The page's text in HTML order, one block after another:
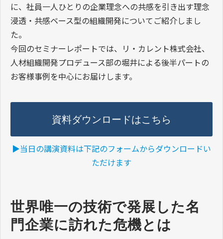
に、社員一人ひとりの企業理念への共感を引き出す理念
浸透・共感ベース型の組織開発についてご紹介しまし
た。
今回のセミナーレポートでは、リ・カレント株式会社、
人材組織開発プロデュース部の堀井による後半パートの
お客様事例を中心にお届けします。
資料ダウンロードはこちら
▶︎当日の講演資料は下記のフォームからダウンロードい
ただけます
世界唯一の技術で発展した名
門企業に訪れた危機とは